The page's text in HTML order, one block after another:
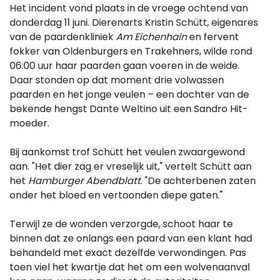
Het incident vond plaats in de vroege ochtend van
donderdag 11 juni. Dierenarts Kristin Schütt, eigenares
van de paardenkliniekAm Eichenhainen fervent
fokker van Oldenburgers en Trakehners, wilde rond
06:00 uur haar paarden gaan voeren in de weide.
Daar stonden op dat moment drie volwassen
paarden en het jonge veulen – een dochter van de
bekende hengst Dante Weltino uit een Sandro Hit-
moeder.
Bij aankomst trof Schütt het veulen zwaargewond
aan. "Het dier zag er vreselijk uit," vertelt Schütt aan
het Hamburger Abendblatt. "De achterbenen zaten
onder het bloed en vertoonden diepe gaten."
Terwijl ze de wonden verzorgde, schoot haar te
binnen dat ze onlangs een paard van een klant had
behandeld met exact dezelfde verwondingen. Pas
toen viel het kwartje dat het om een wolvenaanval